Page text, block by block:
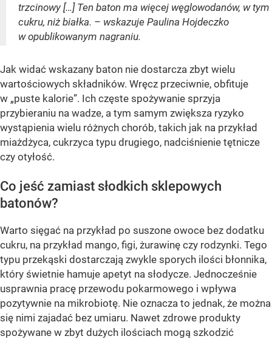
trzcinowy […] Ten baton ma więcej węglowodanów, w tym
cukru, niż białka. – wskazuje Paulina Hojdeczko
w opublikowanym nagraniu.
Jak widać wskazany baton nie dostarcza zbyt wielu
wartościowych składników. Wręcz przeciwnie, obfituje
w „puste kalorie”. Ich częste spożywanie sprzyja
przybieraniu na wadze, a tym samym zwiększa ryzyko
wystąpienia wielu różnych chorób, takich jak na przykład
miażdżyca, cukrzyca typu drugiego, nadciśnienie tętnicze
czy otyłość.
Co jeść zamiast słodkich sklepowych
batonów?
Warto sięgać na przykład po suszone owoce bez dodatku
cukru, na przykład mango, figi, żurawinę czy rodzynki. Tego
typu przekąski dostarczają zwykle sporych ilości błonnika,
który świetnie hamuje apetyt na słodycze. Jednocześnie
usprawnia pracę przewodu pokarmowego i wpływa
pozytywnie na mikrobiotę. Nie oznacza to jednak, że można
się nimi zajadać bez umiaru. Nawet zdrowe produkty
spożywane w zbyt dużych ilościach mogą szkodzić